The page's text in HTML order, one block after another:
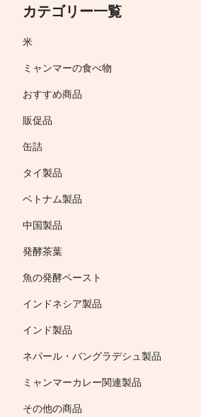
カテゴリー一覧
米
ミャンマーの食べ物
おすすめ商品
販促品
缶詰
タイ製品
ベトナム製品
中国製品
発酵茶葉
魚の発酵ペースト
インドネシア製品
インド製品
ネパール・バングラデシュ製品
ミャンマーカレー関連製品
その他の商品